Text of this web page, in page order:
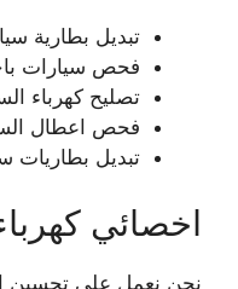
تبديل بطارية
فحص سيارات
تصليح كهرباء
فحص اعطال
تبديل بطاريات
اخصائي
نحن نعمل على تحسين